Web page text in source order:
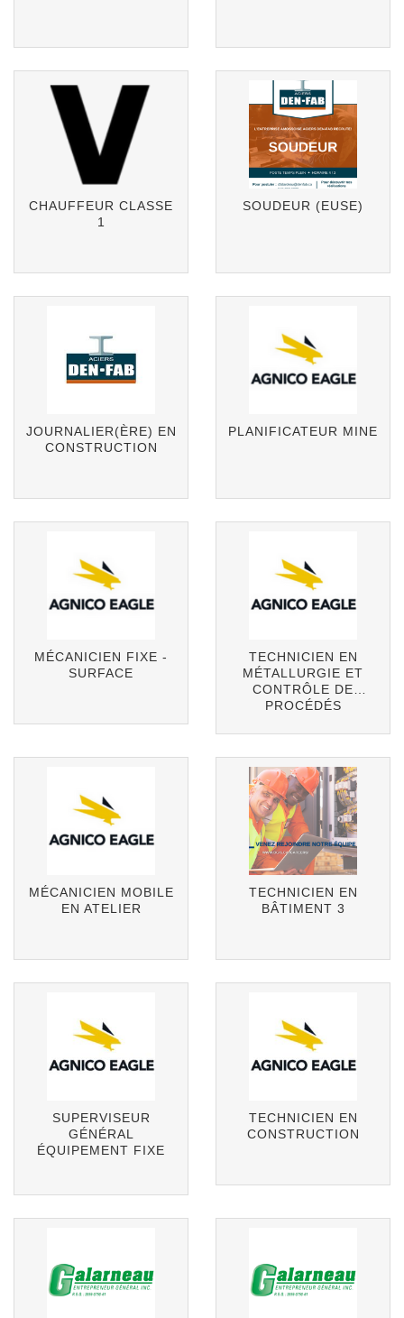
CHAUFFEUR CLASSE
1
SOUDEUR (EUSE)
JOURNALIER(ÈRE) EN
CONSTRUCTION
PLANIFICATEUR MINE
MÉCANICIEN FIXE -
SURFACE
TECHNICIEN EN
MÉTALLURGIE ET
CONTRÔLE DE
PROCÉDÉS
MÉCANICIEN MOBILE
EN ATELIER
TECHNICIEN EN
BÂTIMENT 3
SUPERVISEUR
GÉNÉRAL
ÉQUIPEMENT FIXE
TECHNICIEN EN
CONSTRUCTION